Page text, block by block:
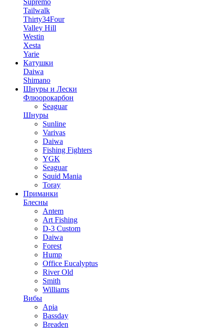
Supremo
Tailwalk
Thirty34Four
Valley Hill
Westin
Xesta
Yarie
Катушки
Daiwa
Shimano
Шнуры и Лески
Флюорокарбон
Seaguar
Шнуры
Sunline
Varivas
Daiwa
Fishing Fighters
YGK
Seaguar
Squid Mania
Toray
Приманки
Блесны
Antem
Art Fishing
D-3 Custom
Daiwa
Forest
Hump
Office Eucalyptus
River Old
Smith
Williams
Вибы
Apia
Bassday
Breaden